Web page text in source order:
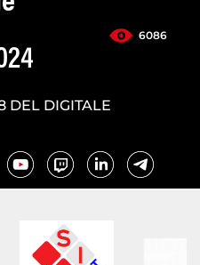
6086
DEL DIGITALE